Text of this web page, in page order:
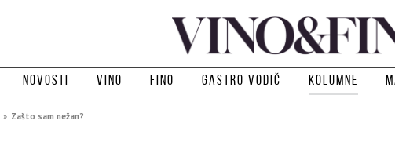
Novosti Vino Fino Gastro vodič Kolumne
» Zašto sam nežan?